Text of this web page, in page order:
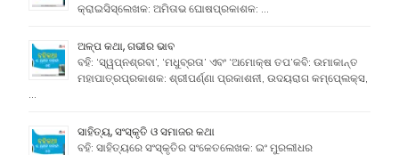
କ୍ରାଇସିସ୍ଲେଖକ: ଅମିତାଭ ଘୋଷପ୍ରକାଶକ: …
ଅଳ୍ପ କଥା, ଗଭୀର ଭାବ
ବହି: ‘ସ୍ୱପ୍ନଶ୍ରବା’, ‘ମଧୁବ୍ରତା’ ଏବଂ ‘ଅମୋକ୍ଷ ତପ’କବି: ଉମାକାନ୍ତ
ମହାପାତ୍ରପ୍ରକାଶକ: ଶ୍ରୀପର୍ଣ୍ଣା ପ୍ରକାଶନୀ, ଉଦୟରାଗ କମ୍ପେ୍ଲକ୍ସ,
ସାହିତ୍ୟ, ସଂସ୍କୃତି ଓ ସମାଜର କଥା
ବହି: ସାହିତ୍ୟରେ ସଂସ୍କୃତିର ସଂକେତଲେଖକ: ଇଂ ମୁରଲୀଧର